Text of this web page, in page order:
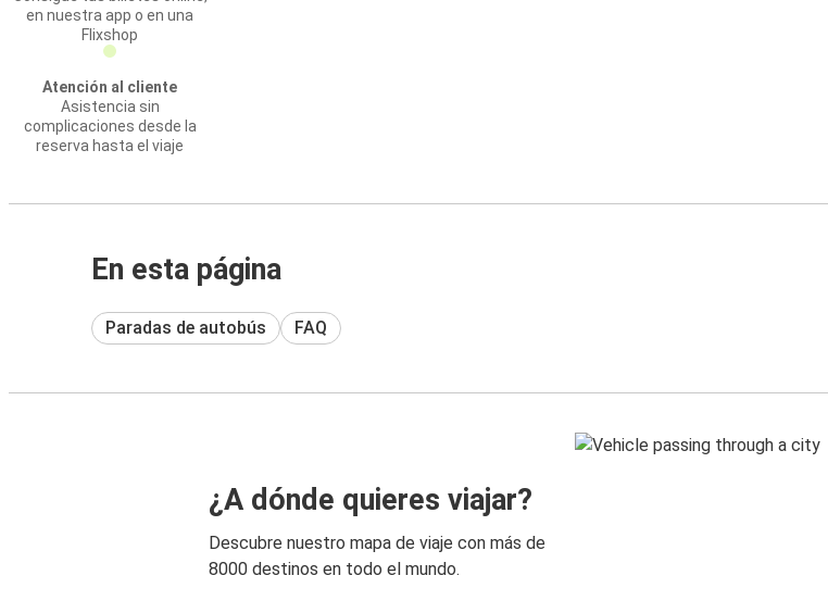
en nuestra app o en una
Flixshop
Atención al cliente
Asistencia sin
complicaciones desde la
reserva hasta el viaje
En esta página
Paradas de autobús FAQ
¿A dónde quieres viajar?
Descubre nuestro mapa de viaje con más de
8000 destinos en todo el mundo.